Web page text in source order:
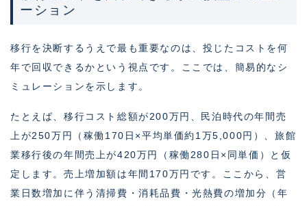
ーション
移行を決断するうえで最も重要なのは、投じたコストを何
年で回収できるかという視点です。ここでは、簡易的なシ
ミュレーションを示します。
たとえば、移行コスト総額が200万円、民泊時代の年間売
上が250万円（稼働170日×平均単価約1万5,000円）、旅館
業移行後の年間売上が420万円（稼働280日×同単価）と仮
定します。売上増加額は年間170万円です。ここから、営
業日数増加に伴う清掃費・消耗品費・光熱費の増加分（年